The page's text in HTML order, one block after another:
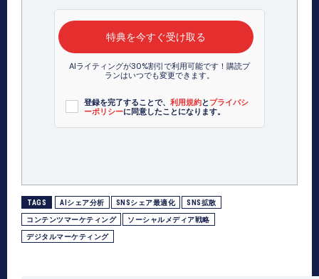
特典を今すぐ受け取る
AIライティングが30%割引で利用可能です！購読プ
ランはいつでも変更できます。
登録を完了することで、 利用規約とプライバシ
ーポリシーに同意したことになります。
TAGS AIシェア分析 SNSシェア最適化 SNS拡散
コンテンツマーケティング ソーシャルメディア戦略
デジタルマーケティング